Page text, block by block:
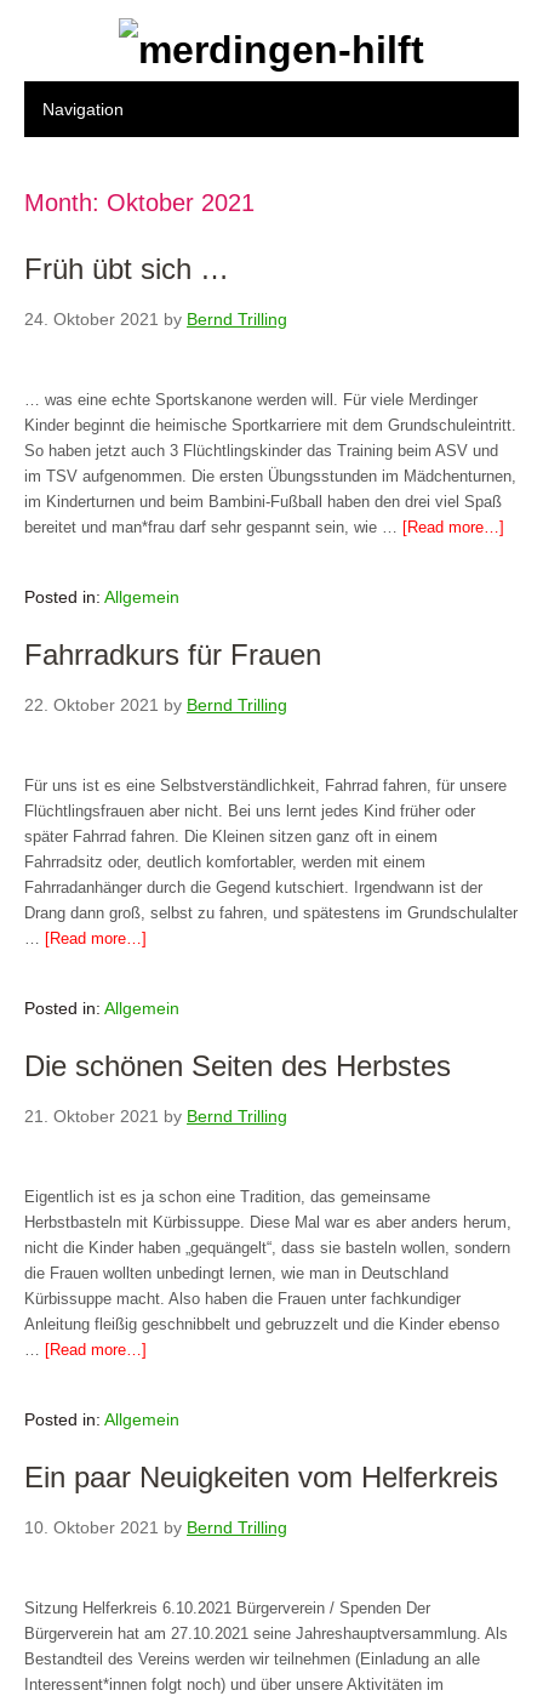
Month: Oktober 2021
Früh übt sich …
24. Oktober 2021 by Bernd Trilling
… was eine echte Sportskanone werden will. Für viele Merdinger
Kinder beginnt die heimische Sportkarriere mit dem Grundschuleintritt.
So haben jetzt auch 3 Flüchtlingskinder das Training beim ASV und
im TSV aufgenommen. Die ersten Übungsstunden im Mädchenturnen,
im Kinderturnen und beim Bambini-Fußball haben den drei viel Spaß
bereitet und man*frau darf sehr gespannt sein, wie … [Read more…]
Posted in: Allgemein
Fahrradkurs für Frauen
22. Oktober 2021 by Bernd Trilling
Für uns ist es eine Selbstverständlichkeit, Fahrrad fahren, für unsere
Flüchtlingsfrauen aber nicht. Bei uns lernt jedes Kind früher oder
später Fahrrad fahren. Die Kleinen sitzen ganz oft in einem
Fahrradsitz oder, deutlich komfortabler, werden mit einem
Fahrradanhänger durch die Gegend kutschiert. Irgendwann ist der
Drang dann groß, selbst zu fahren, und spätestens im Grundschulalter
… [Read more…]
Posted in: Allgemein
Die schönen Seiten des Herbstes
21. Oktober 2021 by Bernd Trilling
Eigentlich ist es ja schon eine Tradition, das gemeinsame
Herbstbasteln mit Kürbissuppe. Diese Mal war es aber anders herum,
nicht die Kinder haben „gequängelt“, dass sie basteln wollen, sondern
die Frauen wollten unbedingt lernen, wie man in Deutschland
Kürbissuppe macht. Also haben die Frauen unter fachkundiger
Anleitung fleißig geschnibbelt und gebruzzelt und die Kinder ebenso
… [Read more…]
Posted in: Allgemein
Ein paar Neuigkeiten vom Helferkreis
10. Oktober 2021 by Bernd Trilling
Sitzung Helferkreis 6.10.2021 Bürgerverein / Spenden Der
Bürgerverein hat am 27.10.2021 seine Jahreshauptversammlung. Als
Bestandteil des Vereins werden wir teilnehmen (Einladung an alle
Interessent*innen folgt noch) und über unsere Aktivitäten im